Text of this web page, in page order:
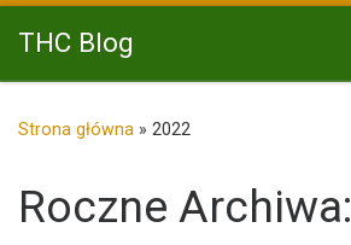
Przejdź do treści
THC Blog
Strona główna » 2022
Roczne Archiwa: